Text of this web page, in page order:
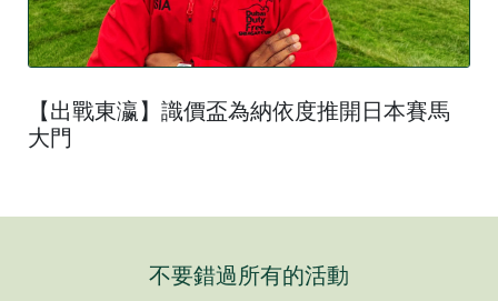
【出戰東瀛】識價盃為納依度推開日本賽馬
大門
不要錯過所有的活動